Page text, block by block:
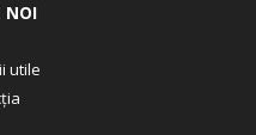
NOI
utile